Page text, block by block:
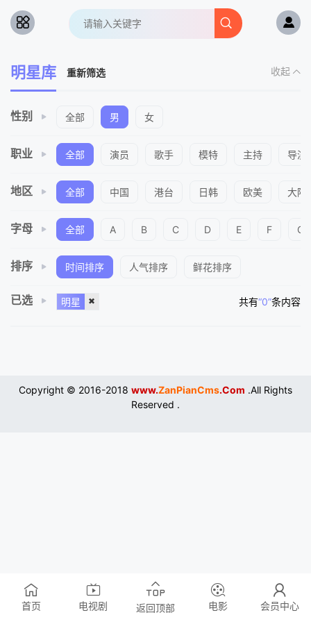
明星库 重新筛选 收起
性别 全部 男 女
职业 全部 演员 歌手 模特 主持 导演
地区 全部 中国 港台 日韩 欧美 大陆
字母 全部 A B C D E F G
排序 时间排序 人气排序 鲜花排序
已选 明星 共有“0”条内容
Copyright © 2016-2018 www.ZanPianCms.Com .All Rights
Reserved .
首页 电视剧 返回顶部 电影 会员中心